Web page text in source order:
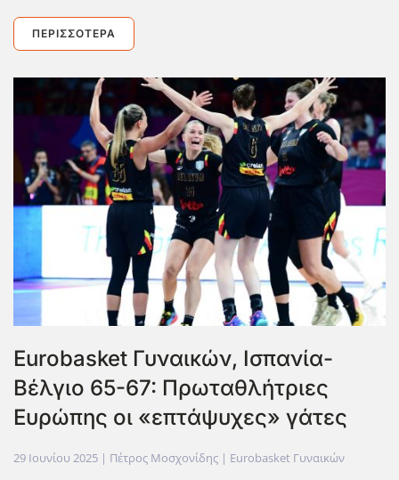
ΠΕΡΙΣΣΌΤΕΡΑ
Eurobasket Γυναικών, Ισπανία-
Βέλγιο 65-67: Πρωταθλήτριες
Ευρώπης οι «επτάψυχες» γάτες
29 Ιουνίου 2025 | Πέτρος Μοσχονίδης | Eurobasket Γυναικών